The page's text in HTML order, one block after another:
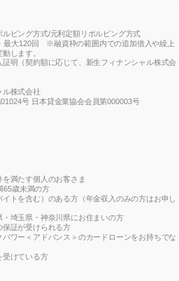
ビング方式/元利定額リボルビング方式
最大120回 ※融資枠の範囲内での追加借入や繰上
します。
明（契約額に応じて、新生フィナンシャル株式会
株式会社
号 日本貸金業協会会員第000003号
満たす個人のお客さま
65歳未満の方
イトを含む）のある方（年金収入のみの方はお申し
・埼玉県・神奈川県にお住まいの方
保証が受けられる方
パワー＜アドバンス＞のカードローンをお持ちでな
受けている方